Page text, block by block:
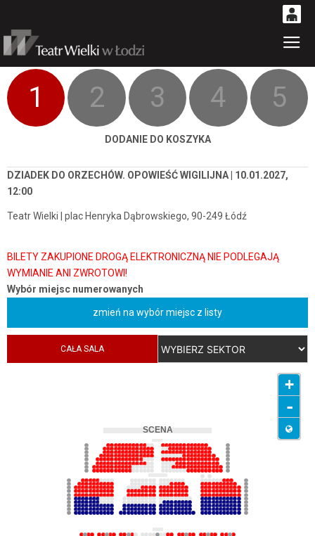
0
0,00
PLN
14
1 2 3 4 5
DODANIE DO KOSZYKA
DZIADEK DO ORZECHÓW. OPOWIEŚĆ WIGILIJNA | 10.01.2027,
12:00
Teatr Wielki | plac Henryka Dąbrowskiego, 90-249 Łódź
Wybór miejsc numerowanych
zmień na wybór miejsc z listy
CAŁA SALA
+
-